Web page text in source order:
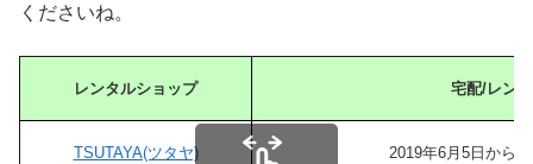
くださいね。
レンタルショップ 宅配/レン
TSUTAYA(ツタヤ) 2019年6月5日から